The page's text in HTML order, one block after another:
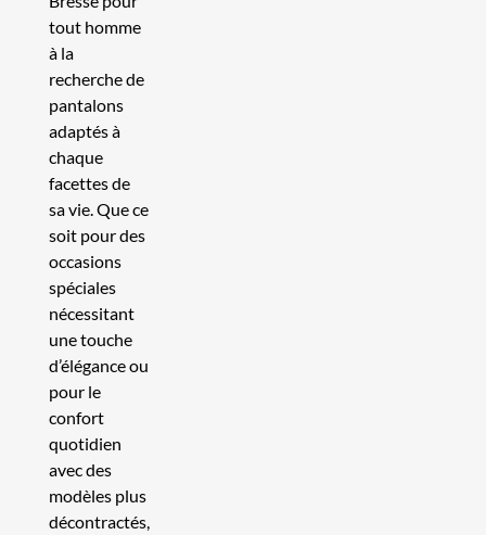
tout homme
à la
recherche de
pantalons
adaptés à
chaque
facettes de
sa vie. Que ce
soit pour des
occasions
spéciales
nécessitant
une touche
d’élégance ou
pour le
confort
quotidien
avec des
modèles plus
décontractés,